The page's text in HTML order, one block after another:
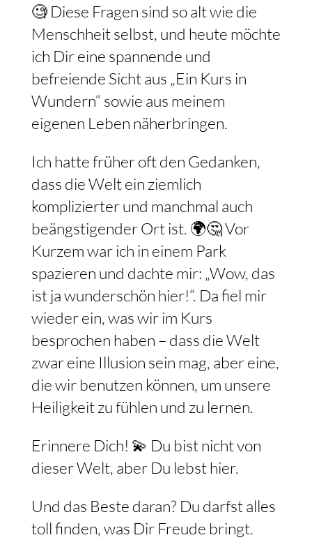
🧐 Diese Fragen sind so alt wie die
Menschheit selbst, und heute möchte
ich Dir eine spannende und
befreiende Sicht aus „Ein Kurs in
Wundern“ sowie aus meinem
eigenen Leben näherbringen.
Ich hatte früher oft den Gedanken,
dass die Welt ein ziemlich
komplizierter und manchmal auch
beängstigender Ort ist. 🌍🤔 Vor
Kurzem war ich in einem Park
spazieren und dachte mir: „Wow, das
ist ja wunderschön hier!“. Da fiel mir
wieder ein, was wir im Kurs
besprochen haben – dass die Welt
zwar eine Illusion sein mag, aber eine,
die wir benutzen können, um unsere
Heiligkeit zu fühlen und zu lernen.
Erinnere Dich! 💫 Du bist nicht von
dieser Welt, aber Du lebst hier.
Und das Beste daran? Du darfst alles
toll finden, was Dir Freude bringt.